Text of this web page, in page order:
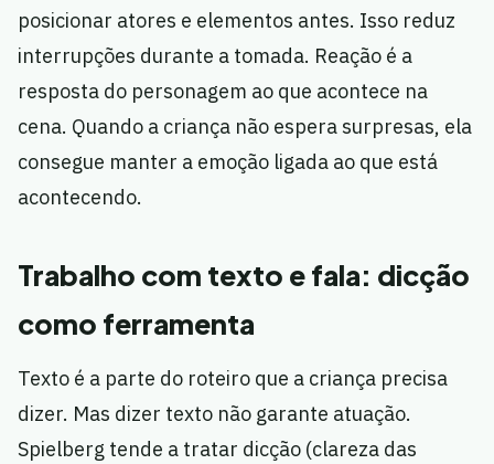
posicionar atores e elementos antes. Isso reduz
interrupções durante a tomada. Reação é a
resposta do personagem ao que acontece na
cena. Quando a criança não espera surpresas, ela
consegue manter a emoção ligada ao que está
acontecendo.
Trabalho com texto e fala: dicção
como ferramenta
Texto é a parte do roteiro que a criança precisa
dizer. Mas dizer texto não garante atuação.
Spielberg tende a tratar dicção (clareza das